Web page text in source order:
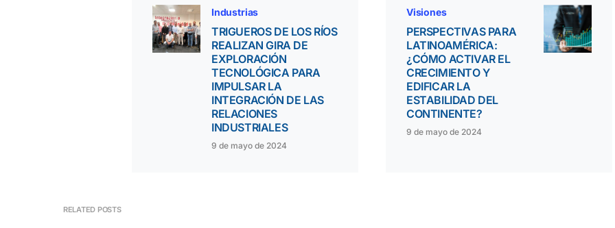
Industrias
TRIGUEROS DE LOS RÍOS
REALIZAN GIRA DE
EXPLORACIÓN
TECNOLÓGICA PARA
IMPULSAR LA
INTEGRACIÓN DE LAS
RELACIONES
INDUSTRIALES
9 de mayo de 2024
Visiones
PERSPECTIVAS PARA
LATINOAMÉRICA:
¿CÓMO ACTIVAR EL
CRECIMIENTO Y
EDIFICAR LA
ESTABILIDAD DEL
CONTINENTE?
9 de mayo de 2024
RELATED POSTS